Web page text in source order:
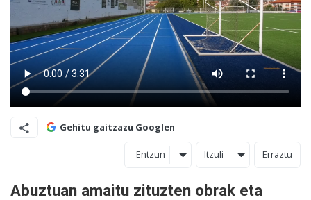
Gehitu gaitzazu Googlen
Entzun Itzuli Erraztu
Abuztuan amaitu zituzten obrak eta